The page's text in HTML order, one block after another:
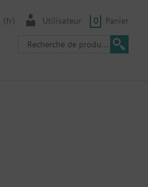
(fr) Utilisateur 0 Panier